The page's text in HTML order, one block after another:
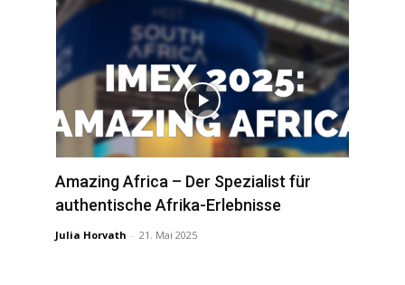
Amazing Africa – Der Spezialist für
authentische Afrika-Erlebnisse
Julia Horvath - 21. Mai 2025